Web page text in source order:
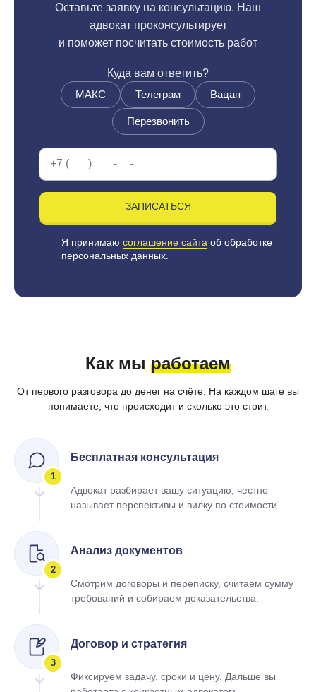
Оставьте заявку на консультацию. Наш
адвокат проконсультирует
и поможет посчитать стоимость работ
Куда вам ответить?
МАКС
Телеграм Вацап
Перезвонить
ЗАПИСАТЬСЯ
Я принимаю соглашение сайта об обработке
персональных данных.
Как мы работаем
От первого разговора до денег на счёте. На каждом шаге вы
понимаете, что происходит и сколько это стоит.
1
Бесплатная консультация
Адвокат разбирает вашу ситуацию, честно
называет перспективы и вилку по стоимости.
2
Анализ документов
Смотрим договоры и переписку, считаем сумму
требований и собираем доказательства.
3
Договор и стратегия
Фиксируем задачу, сроки и цену. Дальше вы